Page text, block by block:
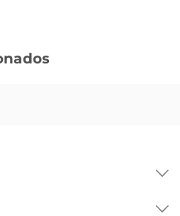
diversas maneiras. Seja em
Premium é proveniente